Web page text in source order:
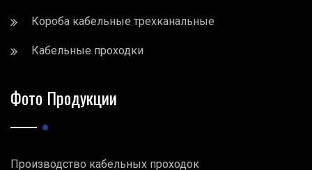
Короба кабельные трехканальные
Кабельные проходки
Фото Продукции
Производство кабельных проходок